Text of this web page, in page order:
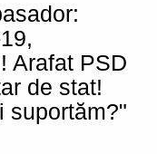
Arafat PSD
de stat!
suportăm?"